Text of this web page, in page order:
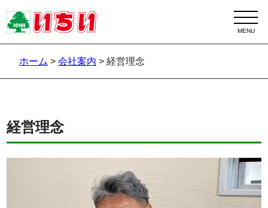
ホーム > 会社案内 > 経営理念
経営理念